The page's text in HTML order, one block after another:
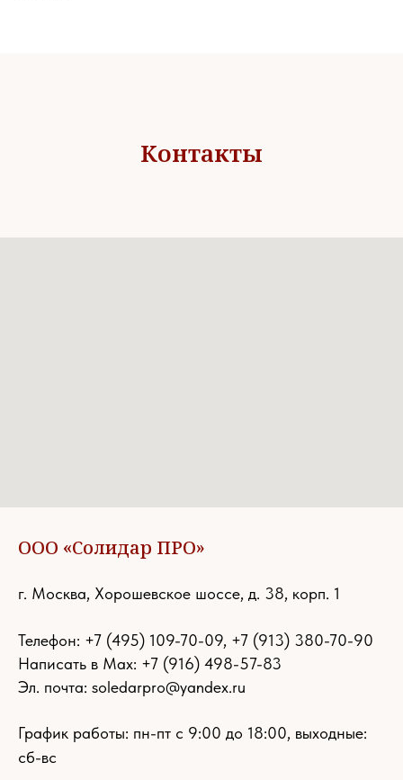
Контакты
ООО «Солидар ПРО»
г. Москва, Хорошевское шоссе, д. 38, корп. 1
Телефон: +7 (495) 109-70-09, +7 (913) 380-70-90
Написать в Max: +7 (916) 498-57-83
Эл. почта: soledarpro@yandex.ru
График работы: пн-пт с 9:00 до 18:00, выходные:
сб-вс